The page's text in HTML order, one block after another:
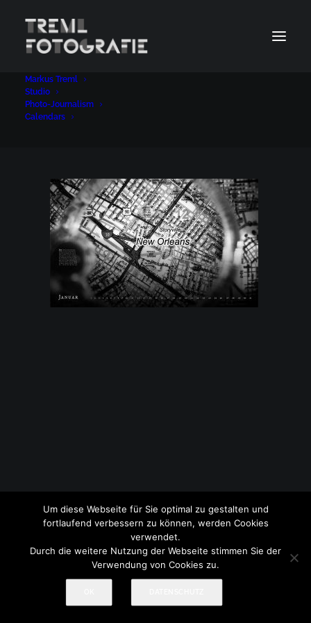
Markus Treml
Studio
Photo-Journalism
Calendars
Home
© 2017-2026 Treml FotografieImpressum|Datenschutz
Um diese Webseite für Sie optimal zu gestalten und
fortlaufend verbessern zu können, werden Cookies
verwendet.
Durch die weitere Nutzung der Webseite stimmen Sie der
Verwendung von Cookies zu.